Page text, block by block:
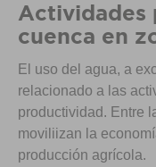
Actividades
cuenca en
El uso del agua, a
relacionado a las
productividad. Entre
moviliizan la
producción agrícola.